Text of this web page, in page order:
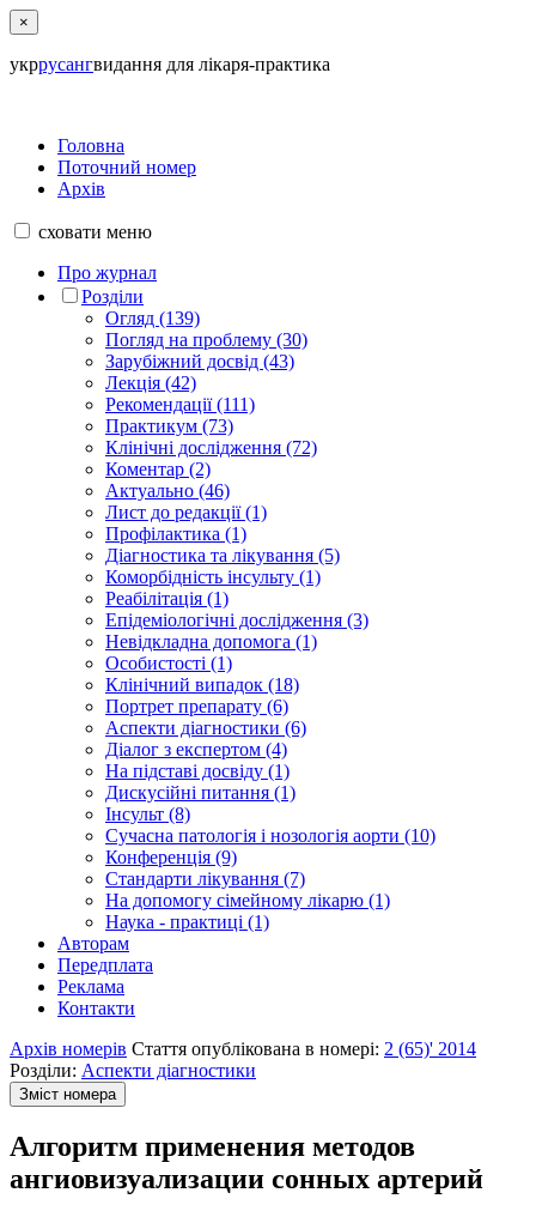
×
укррусангвидання для лікаря-практика
Головна
Поточний номер
Архів
сховати меню
Про журнал
Розділи
Огляд (139)
Погляд на проблему (30)
Зарубіжний досвід (43)
Лекція (42)
Рекомендації (111)
Практикум (73)
Клінічні дослідження (72)
Коментар (2)
Актуально (46)
Лист до редакції (1)
Профілактика (1)
Діагностика та лікування (5)
Коморбідність інсульту (1)
Реабілітація (1)
Епідеміологічні дослідження (3)
Невідкладна допомога (1)
Особистості (1)
Клінічний випадок (18)
Портрет препарату (6)
Аспекти діагностики (6)
Діалог з експертом (4)
На підставі досвіду (1)
Дискусійні питання (1)
Інсульт (8)
Сучасна патологія і нозологія аорти (10)
Конференція (9)
Стандарти лікування (7)
На допомогу сімейному лікарю (1)
Наука - практиці (1)
Авторам
Передплата
Реклама
Контакти
Архів номерів Стаття опублікована в номері: 2 (65)' 2014
Розділи: Аспекти діагностики
Зміст номера
Алгоритм применения методов
ангиовизуализации сонных артерий